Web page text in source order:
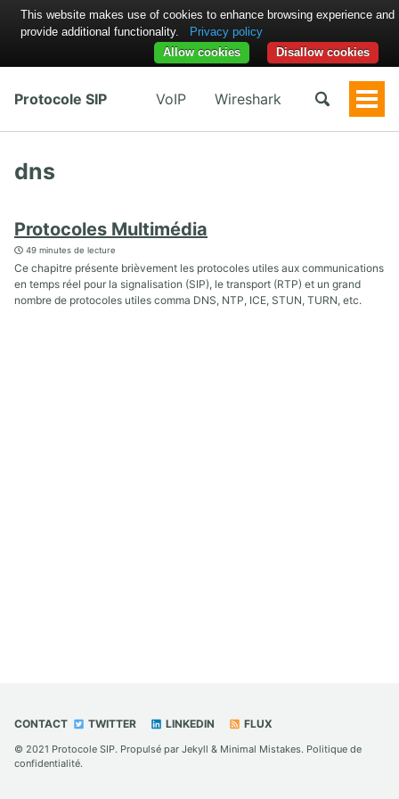
Protocole SIP VoIP Wireshark
dns
Protocoles Multimédia
49 minutes de lecture
Ce chapitre présente brièvement les protocoles utiles aux communications
en temps réel pour la signalisation (SIP), le transport (RTP) et un grand
nombre de protocoles utiles comma DNS, NTP, ICE, STUN, TURN, etc.
CONTACT TWITTER LINKEDIN FLUX
© 2021 Protocole SIP. Propulsé par Jekyll & Minimal Mistakes. Politique de
confidentialité.
This website makes use of cookies to enhance browsing experience and
provide additional functionality.
Privacy policy
Disallow cookies
Allow cookies